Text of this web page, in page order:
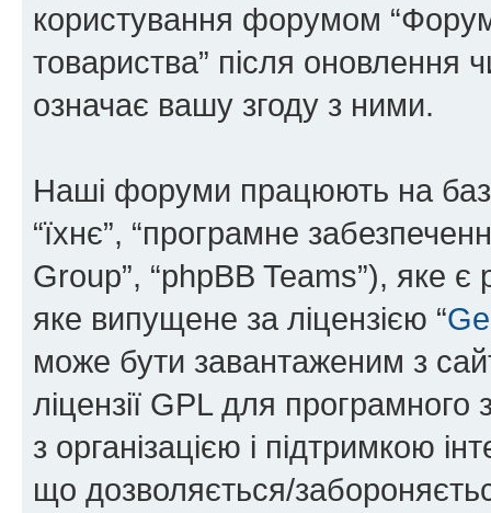
користування форумом
товариства” після оновлення
означає вашу згоду з ними.
Наші форуми працюють на
“їхнє”, “програмне
Group”, “phpBB Teams”), яке
яке випущене за ліцензією “
може бути завантаженим з
ліцензії GPL для
з організацією і підтримкою
що дозволяється/